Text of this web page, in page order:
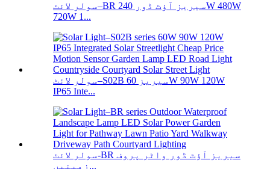
سولر لائٹ–BR سیریز آؤٹ ڈور 240W 480W
720W 1...
سولر لائٹ–S02B سیریز 60W 90W 120W
IP65 Inte...
سولر لائٹ-BR سیریز آؤٹ ڈور واٹر پروف
زمینیں...